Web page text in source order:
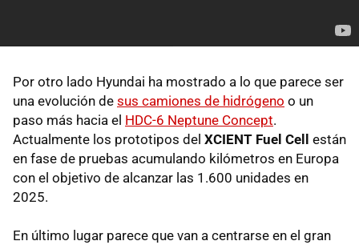
Por otro lado Hyundai ha mostrado a lo que parece ser
una evolución de sus camiones de hidrógeno o un
paso más hacia el HDC-6 Neptune Concept.
Actualmente los prototipos del XCIENT Fuel Cell están
en fase de pruebas acumulando kilómetros en Europa
con el objetivo de alcanzar las 1.600 unidades en
2025.
En último lugar parece que van a centrarse en el gran